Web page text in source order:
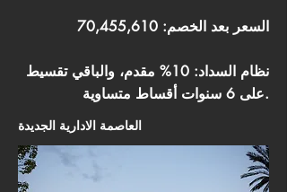
السعر بعد الخصم: 70,455,610
نظام السداد: 10% مقدم، والباقي تقسيط
على 6 سنوات أقساط متساوية.
العاصمة الادارية الجديدة